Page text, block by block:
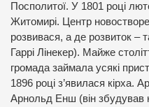
Посполитої. У 1801 році
Житомирі. Центр
розвивася, а де розвиток –
Гаррі Лінекер). Майже
громада займала усякі
1896 році з’явилася кірха.
Арнольд Енш (він збудував